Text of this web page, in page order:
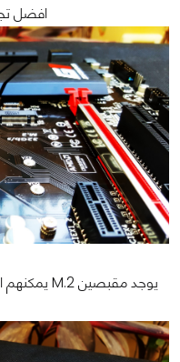
افضل